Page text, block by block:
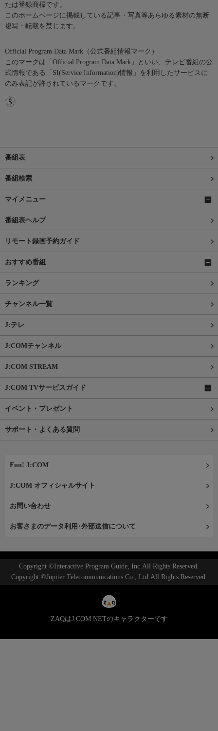
たは登録商標です。
このホームページに掲載している記事・写真等あらゆる素材の無断
複写・転載を禁じます。
Official Program Data Mark（公式番組情報マーク）
このマークは「Official Program Data Mark」といい、テレビ番組の公
式情報である「SI(Service Information)情報」を利用したサービスに
のみ表記が許されているマークです。
番組表
番組検索
マイメニュー
番組表ヘルプ
リモート録画予約ガイド
おすすめ番組
ランキング
チャンネル一覧
J:テレ
J:COMチャンネル
J:COM STREAM
J:COM TVサービスガイド
イベント・プレゼント
サポート・よくある質問
Fun! J:COM
J:COM オフィシャルサイト
お問い合わせ
お客さまのデータ利用･外部送信について
Copyright ©Interactive Program Guide, Inc.All Rights Reserved.
Copyright ©Jupiter Telecommunications Co., Ltd.All Rights Reserved.
ZAQはJ:COM NETのキャラクターです